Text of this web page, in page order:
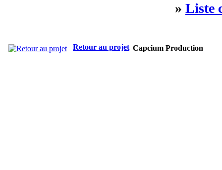
» Liste
Retour au projet Capcium Production